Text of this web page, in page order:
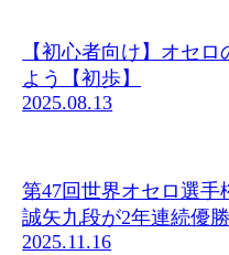
【初心者向け】オセロ
よう【初歩】
2025.08.13
第47回世界オセロ選手
誠矢九段が2年連続優勝
2025.11.16